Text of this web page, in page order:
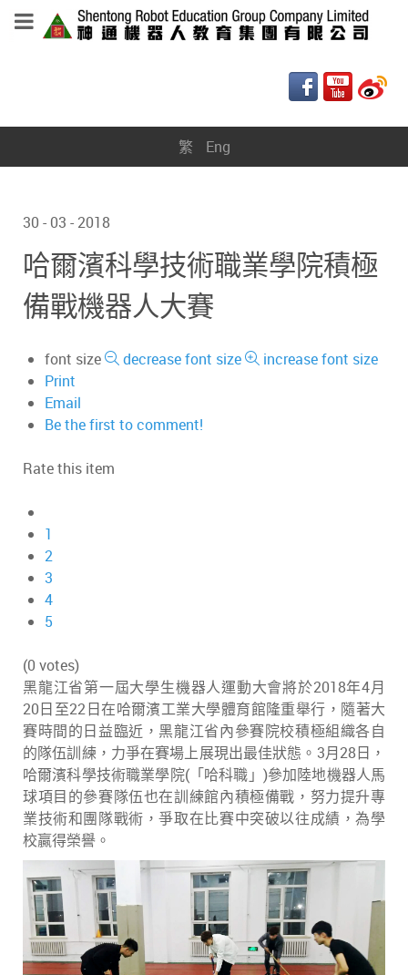
繁 Eng
30 - 03 - 2018
哈爾濱科學技術職業學院積極
備戰機器人大賽
font size decrease font size
increase font size
Print
Email
Be the first to comment!
Rate this item
1
2
3
4
5
(0 votes)
黑龍江省第一屆大學生機器人運動大會將於2018年4月
20日至22日在哈爾濱工業大學體育館隆重舉行，隨著大
賽時間的日益臨近，黑龍江省內參賽院校積極組織各自
的隊伍訓練，力爭在賽場上展現出最佳狀態。3月28日，
哈爾濱科學技術職業學院(「哈科職」)參加陸地機器人馬
球項目的參賽隊伍也在訓練館內積極備戰，努力提升專
業技術和團隊戰術，爭取在比賽中突破以往成績，為學
校贏得榮譽。